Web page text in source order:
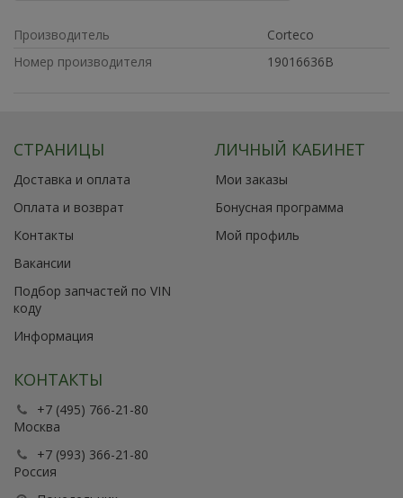
Производитель
Corteco
Номер производителя
19016636B
СТРАНИЦЫ
Доставка и оплата
Оплата и возврат
Контакты
Вакансии
Подбор запчастей по VIN
коду
Информация
ЛИЧНЫЙ КАБИНЕТ
Мои заказы
Бонусная программа
Мой профиль
КОНТАКТЫ
+7 (495) 766-21-80
Москва
+7 (993) 366-21-80
Россия